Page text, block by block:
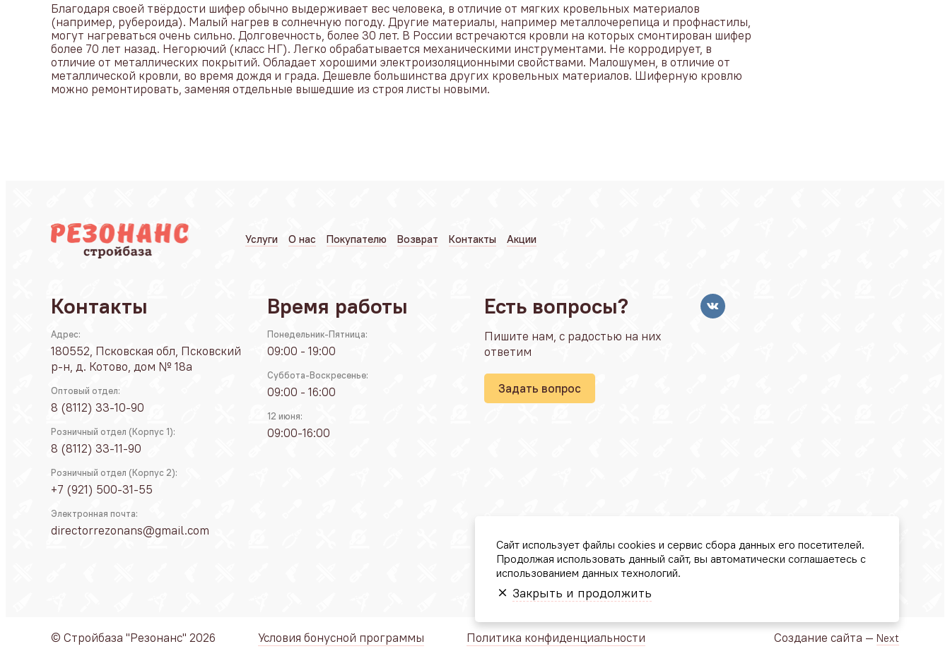
Благодаря своей твёрдости шифер обычно выдерживает вес человека, в отличие от мягких кровельных материалов
(например, рубероида). Малый нагрев в солнечную погоду. Другие материалы, например металлочерепица и профнастилы,
могут нагреваться очень сильно. Долговечность, более 30 лет. В России встречаются кровли на которых смонтирован шифер
более 70 лет назад. Негорючий (класс НГ). Легко обрабатывается механическими инструментами. Не корродирует, в
отличие от металлических покрытий. Обладает хорошими электроизоляционными свойствами. Малошумен, в отличие от
металлической кровли, во время дождя и града. Дешевле большинства других кровельных материалов. Шиферную кровлю
можно ремонтировать, заменяя отдельные вышедшие из строя листы новыми.
Услуги О нас Покупателю Возврат Контакты Акции
Контакты
Адрес:
180552, Псковская обл, Псковский
р-н, д. Котово, дом № 18а
Оптовый отдел:
8 (8112) 33-10-90
Розничный отдел (Корпус 1):
8 (8112) 33-11-90
Розничный отдел (Корпус 2):
+7 (921) 500-31-55
Электронная почта:
directorrezonans@gmail.com
Время работы
Понедельник-Пятница:
09:00 - 19:00
Суббота-Воскресенье:
09:00 - 16:00
12 июня:
09:00-16:00
Есть вопросы?
Пишите нам, с радостью на них
ответим
Задать вопрос
© Стройбаза "Резонанс" 2026 Условия бонусной программы Политика конфиденциальности Создание сайта — Next
Сайт использует файлы cookies и сервис сбора данных его посетителей.
Продолжая использовать данный сайт, вы автоматически соглашаетесь с
использованием данных технологий.
Закрыть и продолжить